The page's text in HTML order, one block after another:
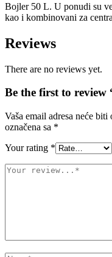
Bojler 50 L. U ponudi su
kao i kombinovani za
Reviews
There are no reviews yet.
Be the first to review
Vaša email adresa neće
označena sa *
Your rating *